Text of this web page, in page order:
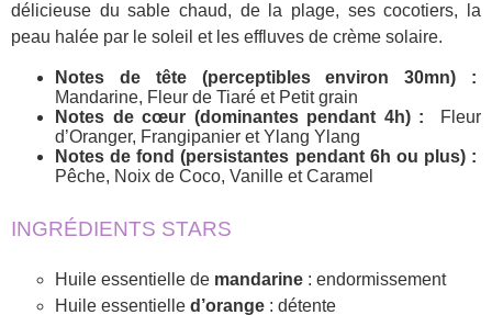
délicieuse du sable chaud, de la plage, ses cocotiers, la
peau halée par le soleil et les effluves de crème solaire.
Notes de tête (perceptibles environ 30mn) :
Mandarine, Fleur de Tiaré et Petit grain
Notes de cœur (dominantes pendant 4h) :
Fleur
d’Oranger, Frangipanier et Ylang Ylang
Notes de fond (persistantes pendant 6h ou plus) :
Pêche, Noix de Coco, Vanille et Caramel
INGRÉDIENTS STARS
Huile essentielle de mandarine : endormissement
Huile essentielle d’orange : détente